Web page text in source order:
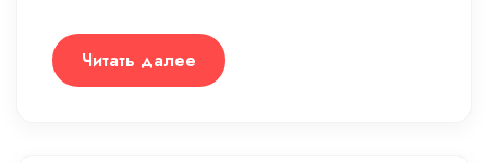
Читать далее